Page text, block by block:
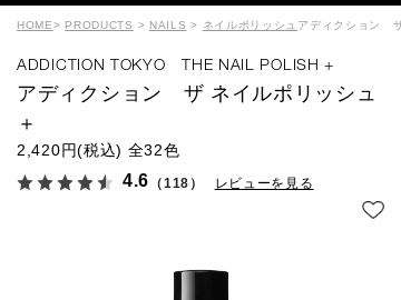
HOME> PRODUCTS > NAILS > ネイルポリッシュ アディクション
ADDICTION TOKYO THE NAIL POLISH +
アディクション ザ ネイルポリッシュ
＋
2,420円(税込) 全32色
4.6 （118） レビューを見る